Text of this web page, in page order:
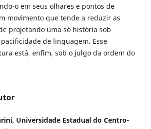
o em seus olhares e pontos de
movimento que tende a reduzir as
projetando uma só história sob
de linguagem. Esse
está, enfim, sob o julgo da ordem do
Universidade Estadual do Centro-